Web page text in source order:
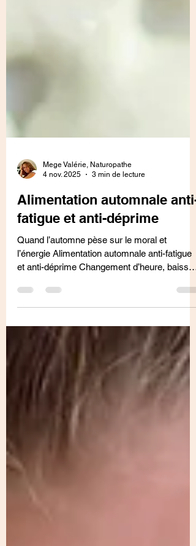
4 nov. 2025
3 min de lecture
Alimentation automnale anti-
fatigue et anti-déprime
Quand l’automne pèse sur le moral et
l’énergie Alimentation automnale anti-fatigue
et anti-déprime Changement d’heure, baisse